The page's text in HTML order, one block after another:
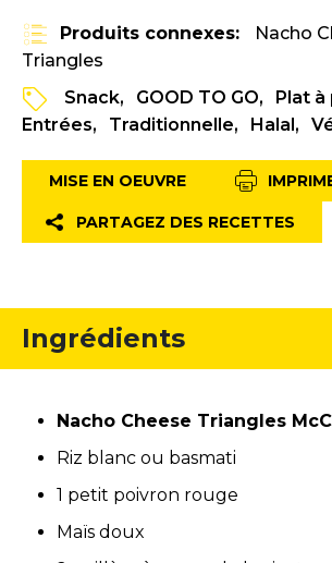
Produits connexes:
Nacho
Triangles
Snack
GOOD TO GO
Plat
Entrées
Traditionnelle Halal
MISE EN OEUVRE
PARTAGEZ DES RECETTES
Ingrédients
Nacho Cheese Triangles
Riz blanc ou basmati
1 petit poivron rouge
Maïs doux